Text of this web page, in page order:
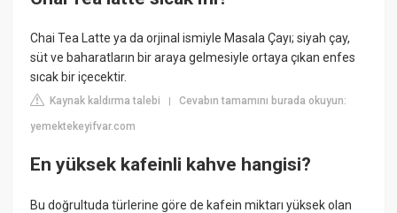
Chai Tea Latte ya da orjinal ismiyle Masala Çayı; siyah çay,
süt ve baharatların bir araya gelmesiyle ortaya çıkan enfes
sıcak bir içecektir.
Kaynak kaldırma talebi |Cevabın tamamını burada okuyun:
yemektekeyifvar.com
En yüksek kafeinli kahve hangisi?
Bu doğrultuda türlerine göre de kafein miktarı yüksek olan